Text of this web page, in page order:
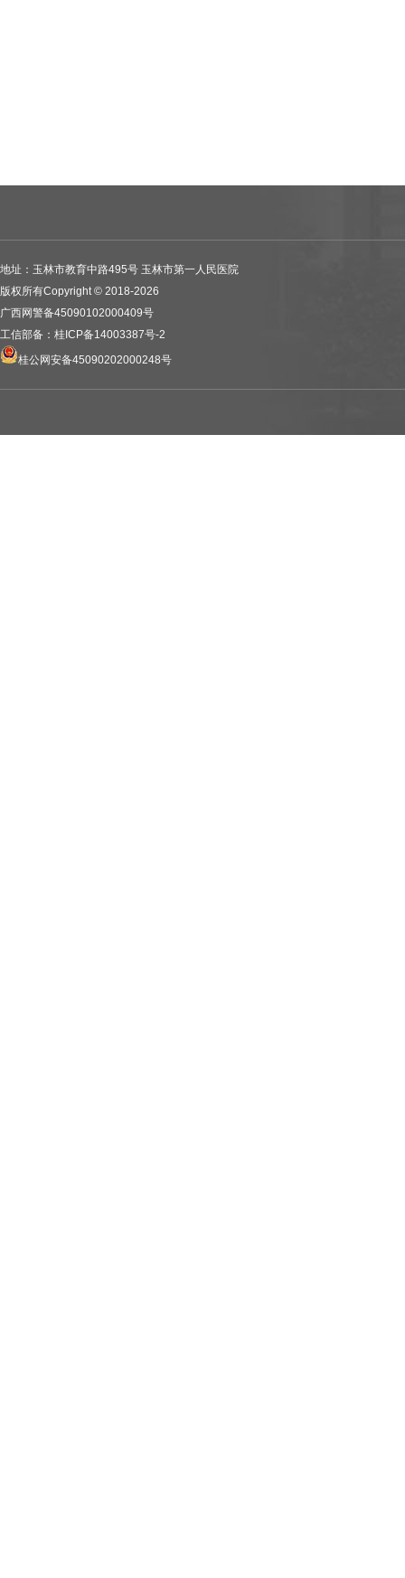
地址：玉林市教育中路495号 玉林市第一人民医院
版权所有Copyright © 2018-2026
广西网警备45090102000409号
工信部备：桂ICP备14003387号-2
桂公网安备45090202000248号